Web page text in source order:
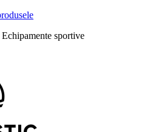
Echipamente sportive